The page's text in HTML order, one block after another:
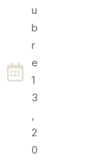
U
B
R
E
1
3
,
2
0